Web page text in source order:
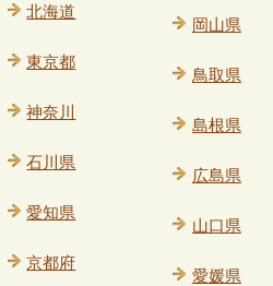
北海道
東京都
神奈川
石川県
愛知県
京都府
岡山県
鳥取県
島根県
広島県
山口県
愛媛県